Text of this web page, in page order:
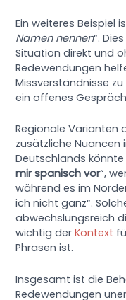
Ein weiteres Beispiel
Namen nennen“.
Situation direkt und
Redewendungen
Missverständnisse
ein offenes
Regionale Varianten
zusätzliche Nuancen
Deutschlands
mir spanisch vor“,
während es im
ich nicht ganz“.
abwechslungsreich
wichtig derKontext
Phrasen ist.
Insgesamt ist die
Redewendungen